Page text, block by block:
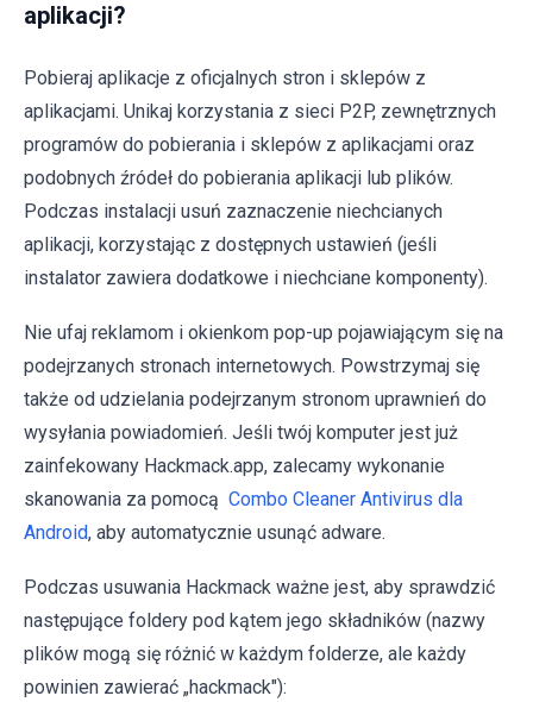
aplikacji?
Pobieraj aplikacje z oficjalnych stron i sklepów z
aplikacjami. Unikaj korzystania z sieci P2P, zewnętrznych
programów do pobierania i sklepów z aplikacjami oraz
podobnych źródeł do pobierania aplikacji lub plików.
Podczas instalacji usuń zaznaczenie niechcianych
aplikacji, korzystając z dostępnych ustawień (jeśli
instalator zawiera dodatkowe i niechciane komponenty).
Nie ufaj reklamom i okienkom pop-up pojawiającym się na
podejrzanych stronach internetowych. Powstrzymaj się
także od udzielania podejrzanym stronom uprawnień do
wysyłania powiadomień. Jeśli twój komputer jest już
zainfekowany Hackmack.app, zalecamy wykonanie
skanowania za pomocą Combo Cleaner Antivirus dla
Android, aby automatycznie usunąć adware.
Podczas usuwania Hackmack ważne jest, aby sprawdzić
następujące foldery pod kątem jego składników (nazwy
plików mogą się różnić w każdym folderze, ale każdy
powinien zawierać „hackmack"):